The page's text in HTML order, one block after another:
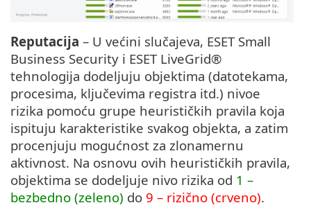
Reputacija – U većini slučajeva, ESET Small
Business Security i ESET LiveGrid®
tehnologija dodeljuju objektima (datotekama,
procesima, ključevima registra itd.) nivoe
rizika pomoću grupe heurističkih pravila koja
ispituju karakteristike svakog objekta, a zatim
procenjuju mogućnost za zlonamernu
aktivnost. Na osnovu ovih heurističkih pravila,
objektima se dodeljuje nivo rizika od 1 –
bezbedno (zeleno) do 9 – rizično (crveno).